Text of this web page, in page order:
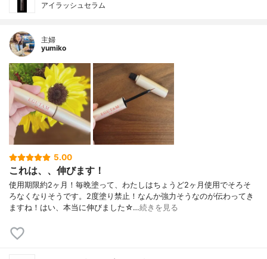
アイラッシュセラム
主婦
yumiko
5.00
これは、、伸びます！
使用期限約2ヶ月！毎晩塗って、わたしはちょうど2ヶ月使用でそろそ
ろなくなりそうです。2度塗り禁止！なんか強力そうなのが伝わってき
ますね！はい、本当に伸びました☆…続きを見る